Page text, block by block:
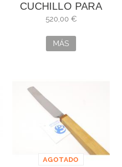
CUCHILLO PARA
TRINCHAR
MODERN
520,00 €
MÁS
AGOTADO